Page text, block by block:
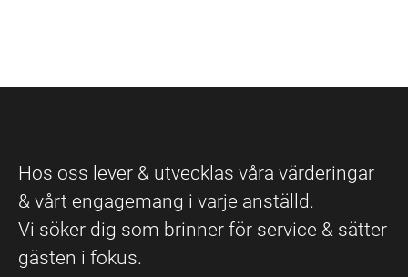
Hos oss lever & utvecklas våra värderingar
& vårt engagemang i varje anställd.
Vi söker dig som brinner för service & sätter
gästen i fokus.